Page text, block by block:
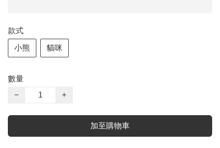
款式
小熊 貓咪
數量
−
+
加至購物車